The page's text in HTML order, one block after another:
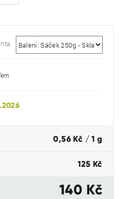
Měrná
0,56 Kč / 1 g
125 Kč
140 Kč